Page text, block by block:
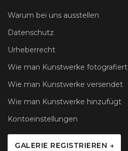
Warum bei uns ausstellen
Datenschutz
Urheberrecht
Wie man Kunstwerke fotografiert
Wie man Kunstwerke versendet
Wie man Kunstwerke hinzufügt
Kontoeinstellungen
GALERIE REGISTRIEREN →